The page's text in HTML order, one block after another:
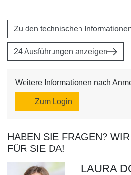
Zu den technischen
24 Ausführungen anzeigen
Weitere Informationen nach
Zum Login
HABEN SIE FRAGEN?
FÜR SIE DA!
LAURA